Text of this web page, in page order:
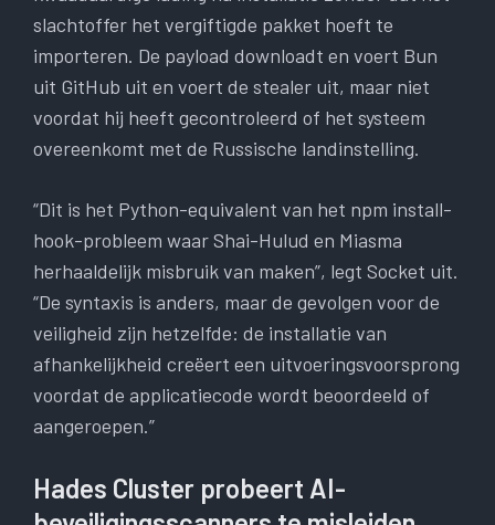
slachtoffer het vergiftigde pakket hoeft te
importeren. De payload downloadt en voert Bun
uit GitHub uit en voert de stealer uit, maar niet
voordat hij heeft gecontroleerd of het systeem
overeenkomt met de Russische landinstelling.
“Dit is het Python-equivalent van het npm install-
hook-probleem waar Shai-Hulud en Miasma
herhaaldelijk misbruik van maken”, legt Socket uit.
“De syntaxis is anders, maar de gevolgen voor de
veiligheid zijn hetzelfde: de installatie van
afhankelijkheid creëert een uitvoeringsvoorsprong
voordat de applicatiecode wordt beoordeeld of
aangeroepen.”
Hades Cluster probeert AI-